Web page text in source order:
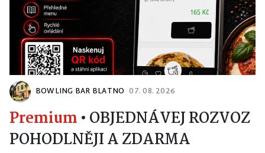
BOWLING BAR BLATNO 07. 08. 2026
Premium • OBJEDNÁVEJ ROZVOZ
POHODLNĚJI A ZDARMA